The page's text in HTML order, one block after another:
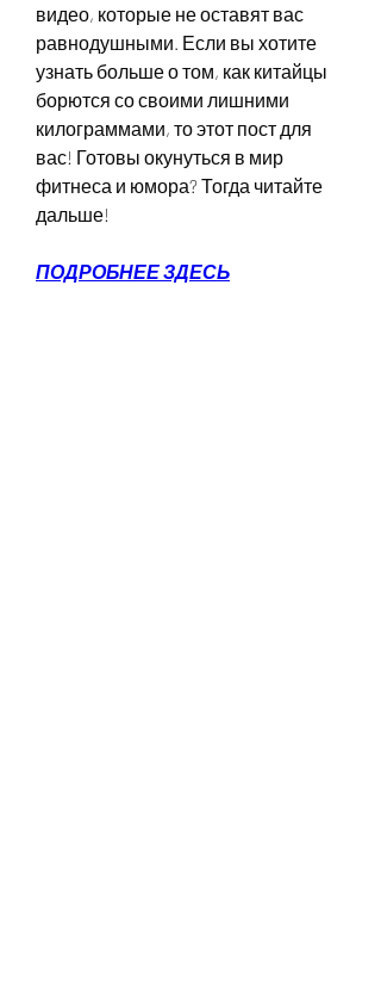
видео, которые не оставят вас
равнодушными. Если вы хотите
узнать больше о том, как китайцы
борются со своими лишними
килограммами, то этот пост для
вас! Готовы окунуться в мир
фитнеса и юмора? Тогда читайте
дальше!
ПОДРОБНЕЕ ЗДЕСЬ